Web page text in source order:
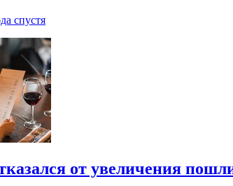
спустя
от увеличения